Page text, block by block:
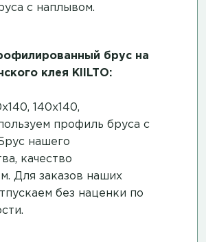
с наплывом.
брус на
клея KIILTO:
140х140,
профиль бруса с
нашего
качество
Для заказов наших
без наценки по